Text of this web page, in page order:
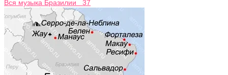
Вся музыка Бразилии 37